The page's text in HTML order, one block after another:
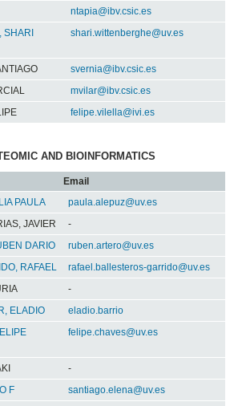
ntapia@ibv.csic.es
SHARI
shari.wittenberghe@uv.es
svernia@ibv.csic.es
mvilar@ibv.csic.es
felipe.vilella@ivi.es
AND BIOINFORMATICS
Email
PAULA
paula.alepuz@uv.es
JAVIER
-
DARIO
ruben.artero@uv.es
RAFAEL
rafael.ballesteros-garrido@uv.es
-
ELADIO
eladio.barrio
felipe.chaves@uv.es
-
F
santiago.elena@uv.es